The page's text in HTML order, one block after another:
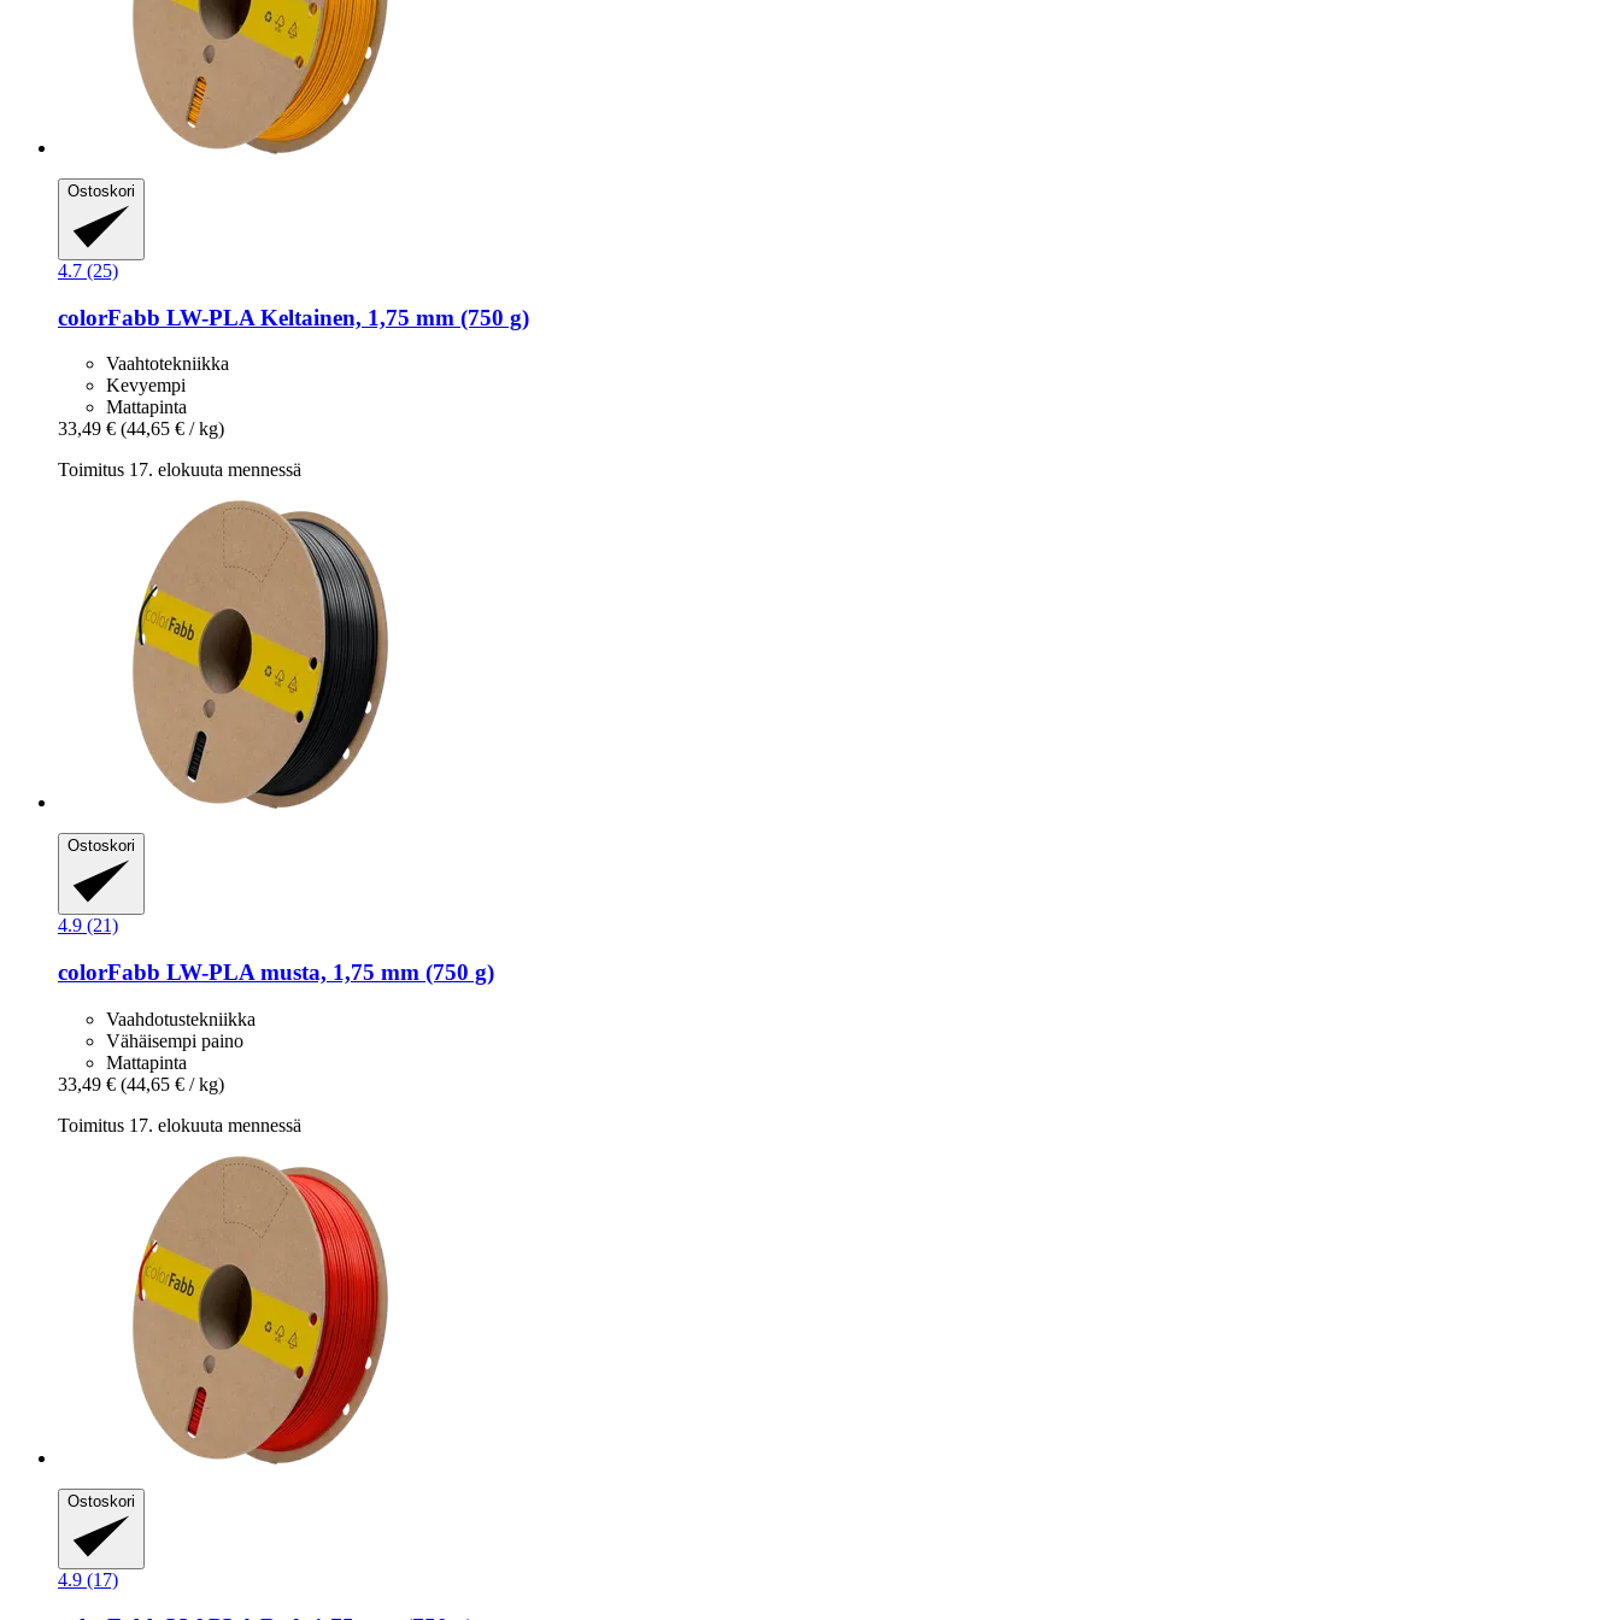
Ostoskori
4.7 (25)
colorFabb LW-​PLA Keltainen, 1,75 mm (750 g)
Vaahtotekniikka
Kevyempi
Mattapinta
33,49 € (44,65 € / kg)
Toimitus 17. elokuuta mennessä
Ostoskori
4.9 (21)
colorFabb LW-​PLA musta, 1,75 mm (750 g)
Vaahdotustekniikka
Vähäisempi paino
Mattapinta
33,49 € (44,65 € / kg)
Toimitus 17. elokuuta mennessä
Ostoskori
4.9 (17)